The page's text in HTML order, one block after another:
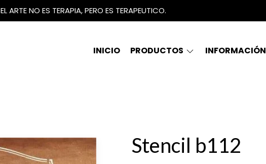
EL ARTE NO ES TERAPIA, PERO ES TERAPEUTICO.
INICIO PRODUCTOS INFORMACIÓN
Stencil b112